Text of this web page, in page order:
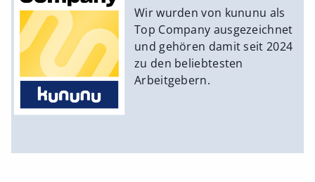
Wir wurden von kununu als
Top Company ausgezeichnet
und gehören damit seit 2024
zu den beliebtesten
Arbeitgebern.